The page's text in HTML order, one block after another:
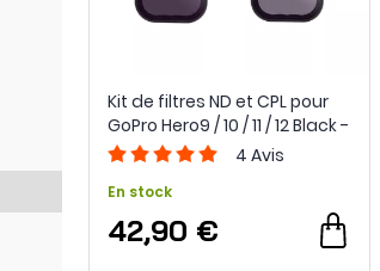
Kit de filtres ND et CPL pour
GoPro Hero9 / 10 / 11 / 12 Black -
Telesin
4 Avis
En stock
42,90 €